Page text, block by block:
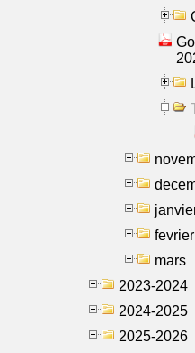
fevrier
mars
2023-2024
2024-2025
2025-2026